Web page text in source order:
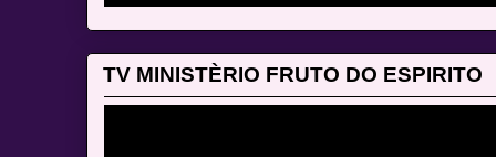
TV MINISTÈRIO FRUTO DO ESPIRITO